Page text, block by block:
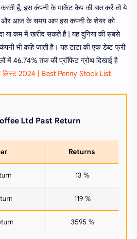
हैं, इस कंपनी के मार्केट कैप की बात करें तो ये
आज के समय आप इस कपनी के शेयर को
या कम में खरीद सकते हैं | यह दुनिया की सबसे
भी कहि जाती है। यह टाटा की एक डेब्ट फ्री
में 46.74% तक की प्रॉफिट ग्रोथ दिखाई है
लिस्ट 2024 | Best Penny Stock List
Ltd Past Return
Returns
13 %
119 %
3595 %